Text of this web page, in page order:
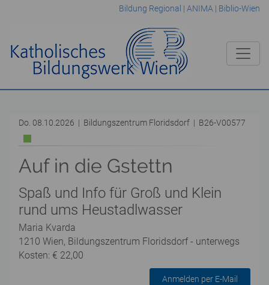
Bildung Regional | ANIMA | Biblio-Wien
Do. 08.10.2026 | Bildungszentrum Floridsdorf | B26-V00577
Auf in die Gstettn
Spaß und Info für Groß und Klein
rund ums Heustadlwasser
Maria Kvarda
1210 Wien, Bildungszentrum Floridsdorf - unterwegs
Kosten: € 22,00
Anmelden per E-Mail